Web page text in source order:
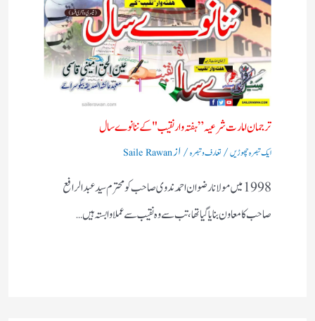
ترجمان امارت شرعیہ”ہفتہ وار نقیب "کے ننانوے سال
ایک تبصرہ چھوڑیں/تعارف و تبصرہ/ ازSaile Rawan
1998 میں مولانا رضوان احمد ندوی صاحب کو محترم سید عبدالرافع
صاحب کا معاون بنایا گیا تھا ،تب سے وہ نقیب سے عملا وابستہ ہیں…